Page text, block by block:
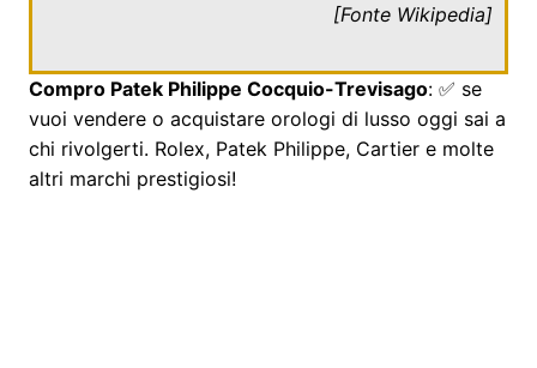
[Fonte Wikipedia]
Compro Patek Philippe Cocquio-Trevisago: ✅ se
vuoi vendere o acquistare orologi di lusso oggi sai a
chi rivolgerti. Rolex, Patek Philippe, Cartier e molte
altri marchi prestigiosi!